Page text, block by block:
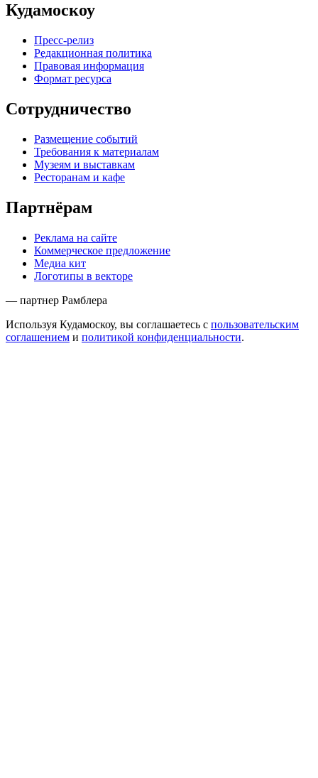
Кудамоскоу
Пресс-релиз
Редакционная политика
Правовая информация
Формат ресурса
Сотрудничество
Размещение событий
Требования к материалам
Музеям и выставкам
Ресторанам и кафе
Партнёрам
Реклама на сайте
Коммерческое предложение
Медиа кит
Логотипы в векторе
— партнер Рамблера
Используя Кудамоскоу, вы соглашаетесь с пользовательским
соглашением и политикой конфиденциальности.